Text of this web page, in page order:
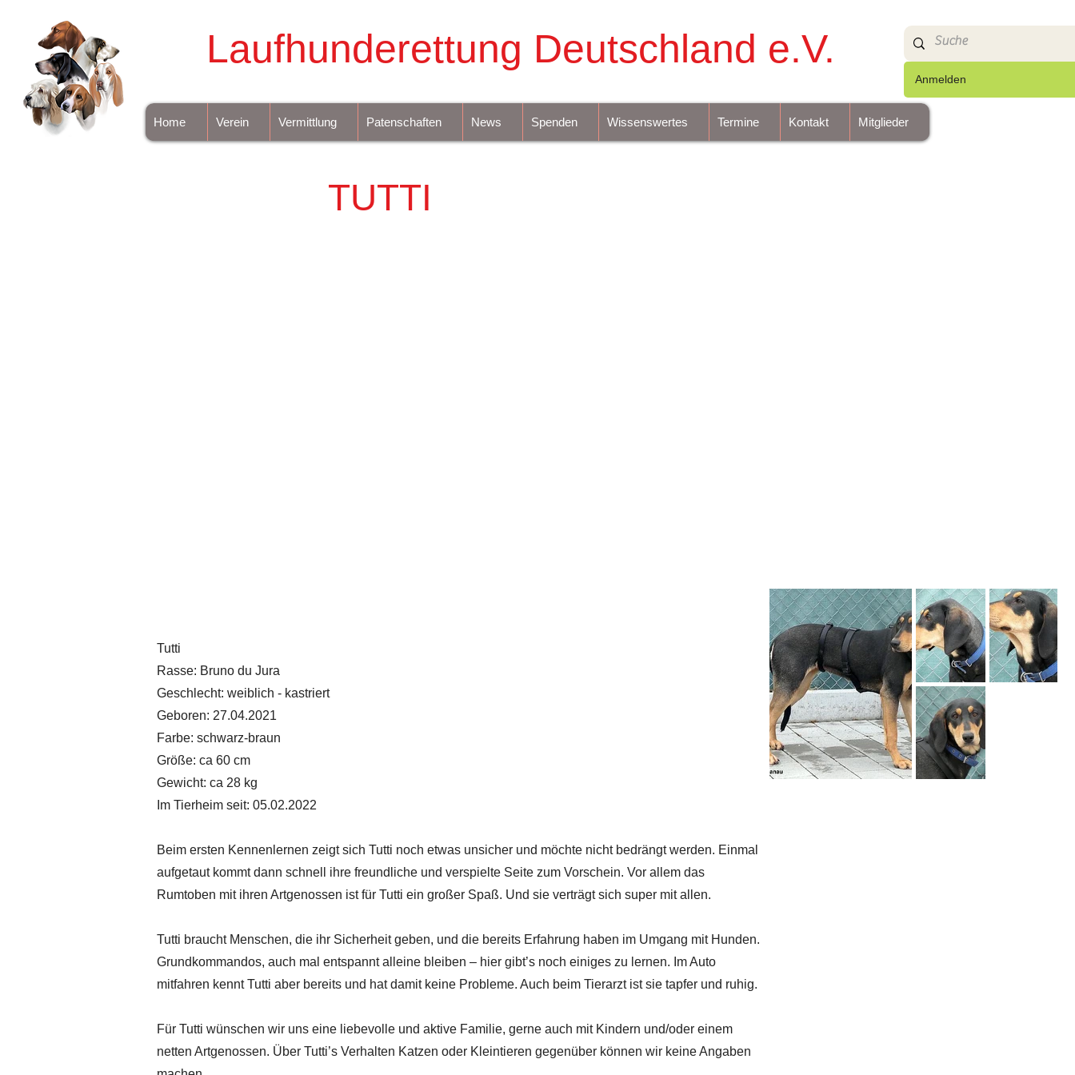
Laufhunderettung Deutschland e.V.
Anmelden
Home Verein Vermittlung Patenschaften News Spenden Wissenswertes Termine Kontakt Mitglieder
TUTTI
Tutti
Rasse: Bruno du Jura
Geschlecht: weiblich - kastriert
Geboren: 27.04.2021
Farbe: schwarz-braun
Größe: ca 60 cm
Gewicht: ca 28 kg
Im Tierheim seit: 05.02.2022
Beim ersten Kennenlernen zeigt sich Tutti noch etwas unsicher und möchte nicht bedrängt werden. Einmal
aufgetaut kommt dann schnell ihre freundliche und verspielte Seite zum Vorschein. Vor allem das
Rumtoben mit ihren Artgenossen ist für Tutti ein großer Spaß. Und sie verträgt sich super mit allen.
Tutti braucht Menschen, die ihr Sicherheit geben, und die bereits Erfahrung haben im Umgang mit Hunden.
Grundkommandos, auch mal entspannt alleine bleiben – hier gibt’s noch einiges zu lernen. Im Auto
mitfahren kennt Tutti aber bereits und hat damit keine Probleme. Auch beim Tierarzt ist sie tapfer und ruhig.
Für Tutti wünschen wir uns eine liebevolle und aktive Familie, gerne auch mit Kindern und/oder einem
netten Artgenossen. Über Tutti’s Verhalten Katzen oder Kleintieren gegenüber können wir keine Angaben